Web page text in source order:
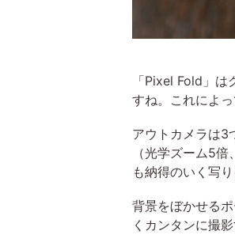
「Pixel Fold」
すね。これによ
アウトカメラは3
（光学ズーム5
も納得のいく写
背景をぼかせる
くカンタンに撮